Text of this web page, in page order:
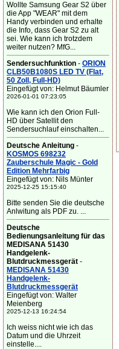
Wollte Samsung Gear S2 über
die App "WEAR" mit dem
Handy verbinden und erhalte
die Info, dass Gear S2 zu alt
sei. Wie kann ich trotzdem
weiter nutzen? MfG...
Sendersuchfunktion - ORION
CLB50B1080S LED TV (Flat,
50 Zoll, Full-HD)
Eingefügt von: Helmut Bäumler
2026-01-01 07:23:05
Wie kann ich den Orion Full-
HD über Satellit den
Sendersuchlauf einschalten...
Deutsche Anleitung -
KOSMOS 698232
Zauberschule Magic - Gold
Edition Mehrfarbig
Eingefügt von: Nils Münter
2025-12-25 15:15:40
Bitte senden Sie die deutsche
Anlwitung als PDF zu. ...
Deutsche
Bedienungsanleitung für das
MEDISANA 51430
Handgelenk-
Blutdruckmessgerät -
MEDISANA 51430
Handgelenk-
Blutdruckmessgerät
Eingefügt von: Walter
Meienberg
2025-12-13 16:24:54
Ich weiss nicht wie ich das
Datum und die Uhrzeit
einstelle....